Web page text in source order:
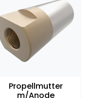
Propellmutter
m/Anode